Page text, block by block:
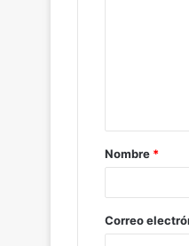
a
r
*
Nombre *
Correo